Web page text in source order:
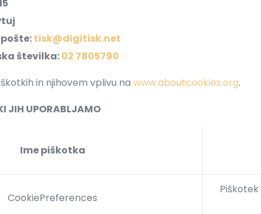
tisk@digitisk.net
številka:02 7805790
in njihovem vplivu nawww.aboutcookies.org.
JIH UPORABLJAMO
Ime piškotka
CookiePreferences